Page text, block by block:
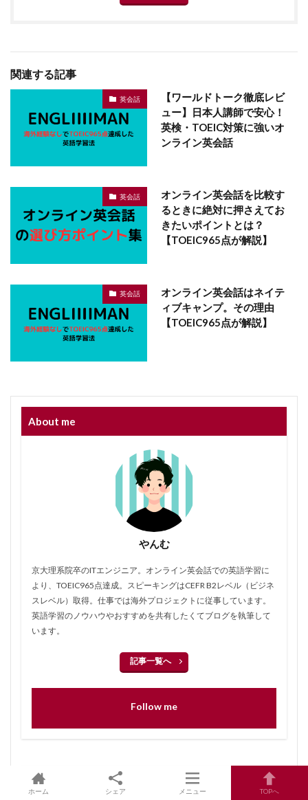
関連する記事
英会話
【ワールドトーク徹底レビ
ュー】日本人講師で安心！
英検・TOEIC対策に強いオ
ンライン英会話
英会話
オンライン英会話を比較す
るときに絶対に押さえてお
きたいポイントとは？
【TOEIC965点が解説】
英会話
オンライン英会話はネイテ
ィブキャンプ。その理由
【TOEIC965点が解説】
About me
やんむ
京大理系院卒のITエンジニア。オンライン英会話での英語学習に
より、TOEIC965点達成。スピーキングはCEFR B2レベル（ビジネ
スレベル）取得。仕事では海外プロジェクトに従事しています。
英語学習のノウハウやおすすめを共有したくてブログを執筆して
います。
記事一覧へ
Follow me
英会話
ホーム シェア メニュー TOPへ